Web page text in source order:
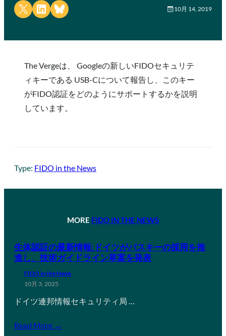
Share on X Share on LinkedIn
Share on Bluesky 10月 14, 2019
The Vergeは、 Googleの新しいFIDOセキュリテ
ィキーである USB-Cについて報告し、このキー
がFIDO認証をどのようにサポートするかを説明
しています。
Type: FIDO in the News
MORE FIDO IN THE NEWS
生体認証の最新情報:ドイツがパスキーの採用を推
進し、技術ガイドライン草案を発表
FIDO in the News
10月 3, 2025
ドイツ連邦情報セキュリティ局 …
Read More →